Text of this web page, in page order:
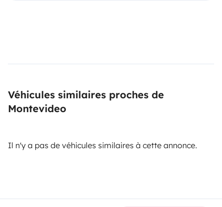
Véhicules similaires proches de
Montevideo
Il n'y a pas de véhicules similaires à cette annonce.